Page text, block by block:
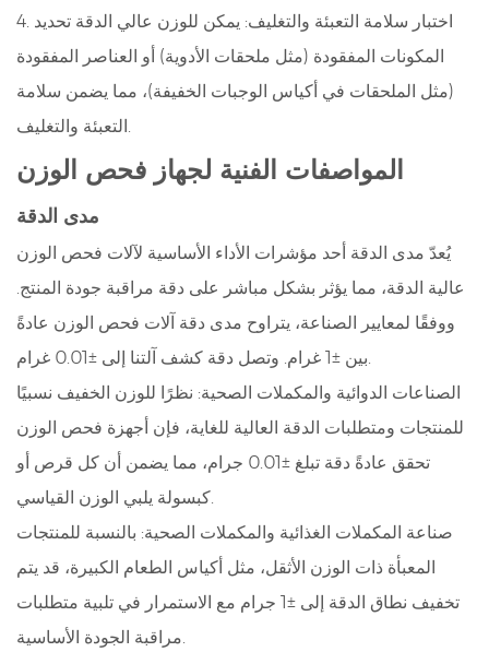
4. اختبار سلامة التعبئة والتغليف: يمكن للوزن عالي الدقة تحديد
المكونات المفقودة (مثل ملحقات الأدوية) أو العناصر المفقودة
(مثل الملحقات في أكياس الوجبات الخفيفة)، مما يضمن سلامة
التعبئة والتغليف.
المواصفات الفنية لجهاز فحص الوزن
مدى الدقة
يُعدّ مدى الدقة أحد مؤشرات الأداء الأساسية لآلات فحص الوزن
عالية الدقة، مما يؤثر بشكل مباشر على دقة مراقبة جودة المنتج.
ووفقًا لمعايير الصناعة، يتراوح مدى دقة آلات فحص الوزن عادةً
بين ±1 غرام. وتصل دقة كشف آلتنا إلى ±0.01 غرام.
الصناعات الدوائية والمكملات الصحية: نظرًا للوزن الخفيف نسبيًا
للمنتجات ومتطلبات الدقة العالية للغاية، فإن أجهزة فحص الوزن
تحقق عادةً دقة تبلغ ±0.01 جرام، مما يضمن أن كل قرص أو
كبسولة يلبي الوزن القياسي.
صناعة المكملات الغذائية والمكملات الصحية: بالنسبة للمنتجات
المعبأة ذات الوزن الأثقل، مثل أكياس الطعام الكبيرة، قد يتم
تخفيف نطاق الدقة إلى ±1 جرام مع الاستمرار في تلبية متطلبات
مراقبة الجودة الأساسية.